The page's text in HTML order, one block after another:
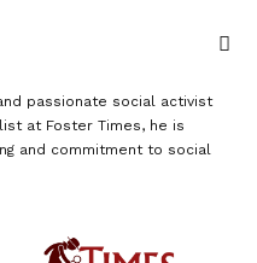
passionate social activist
at Foster Times, he is
and commitment to social